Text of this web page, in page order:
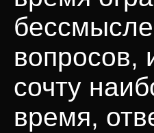
вопросов,
сочту
время,